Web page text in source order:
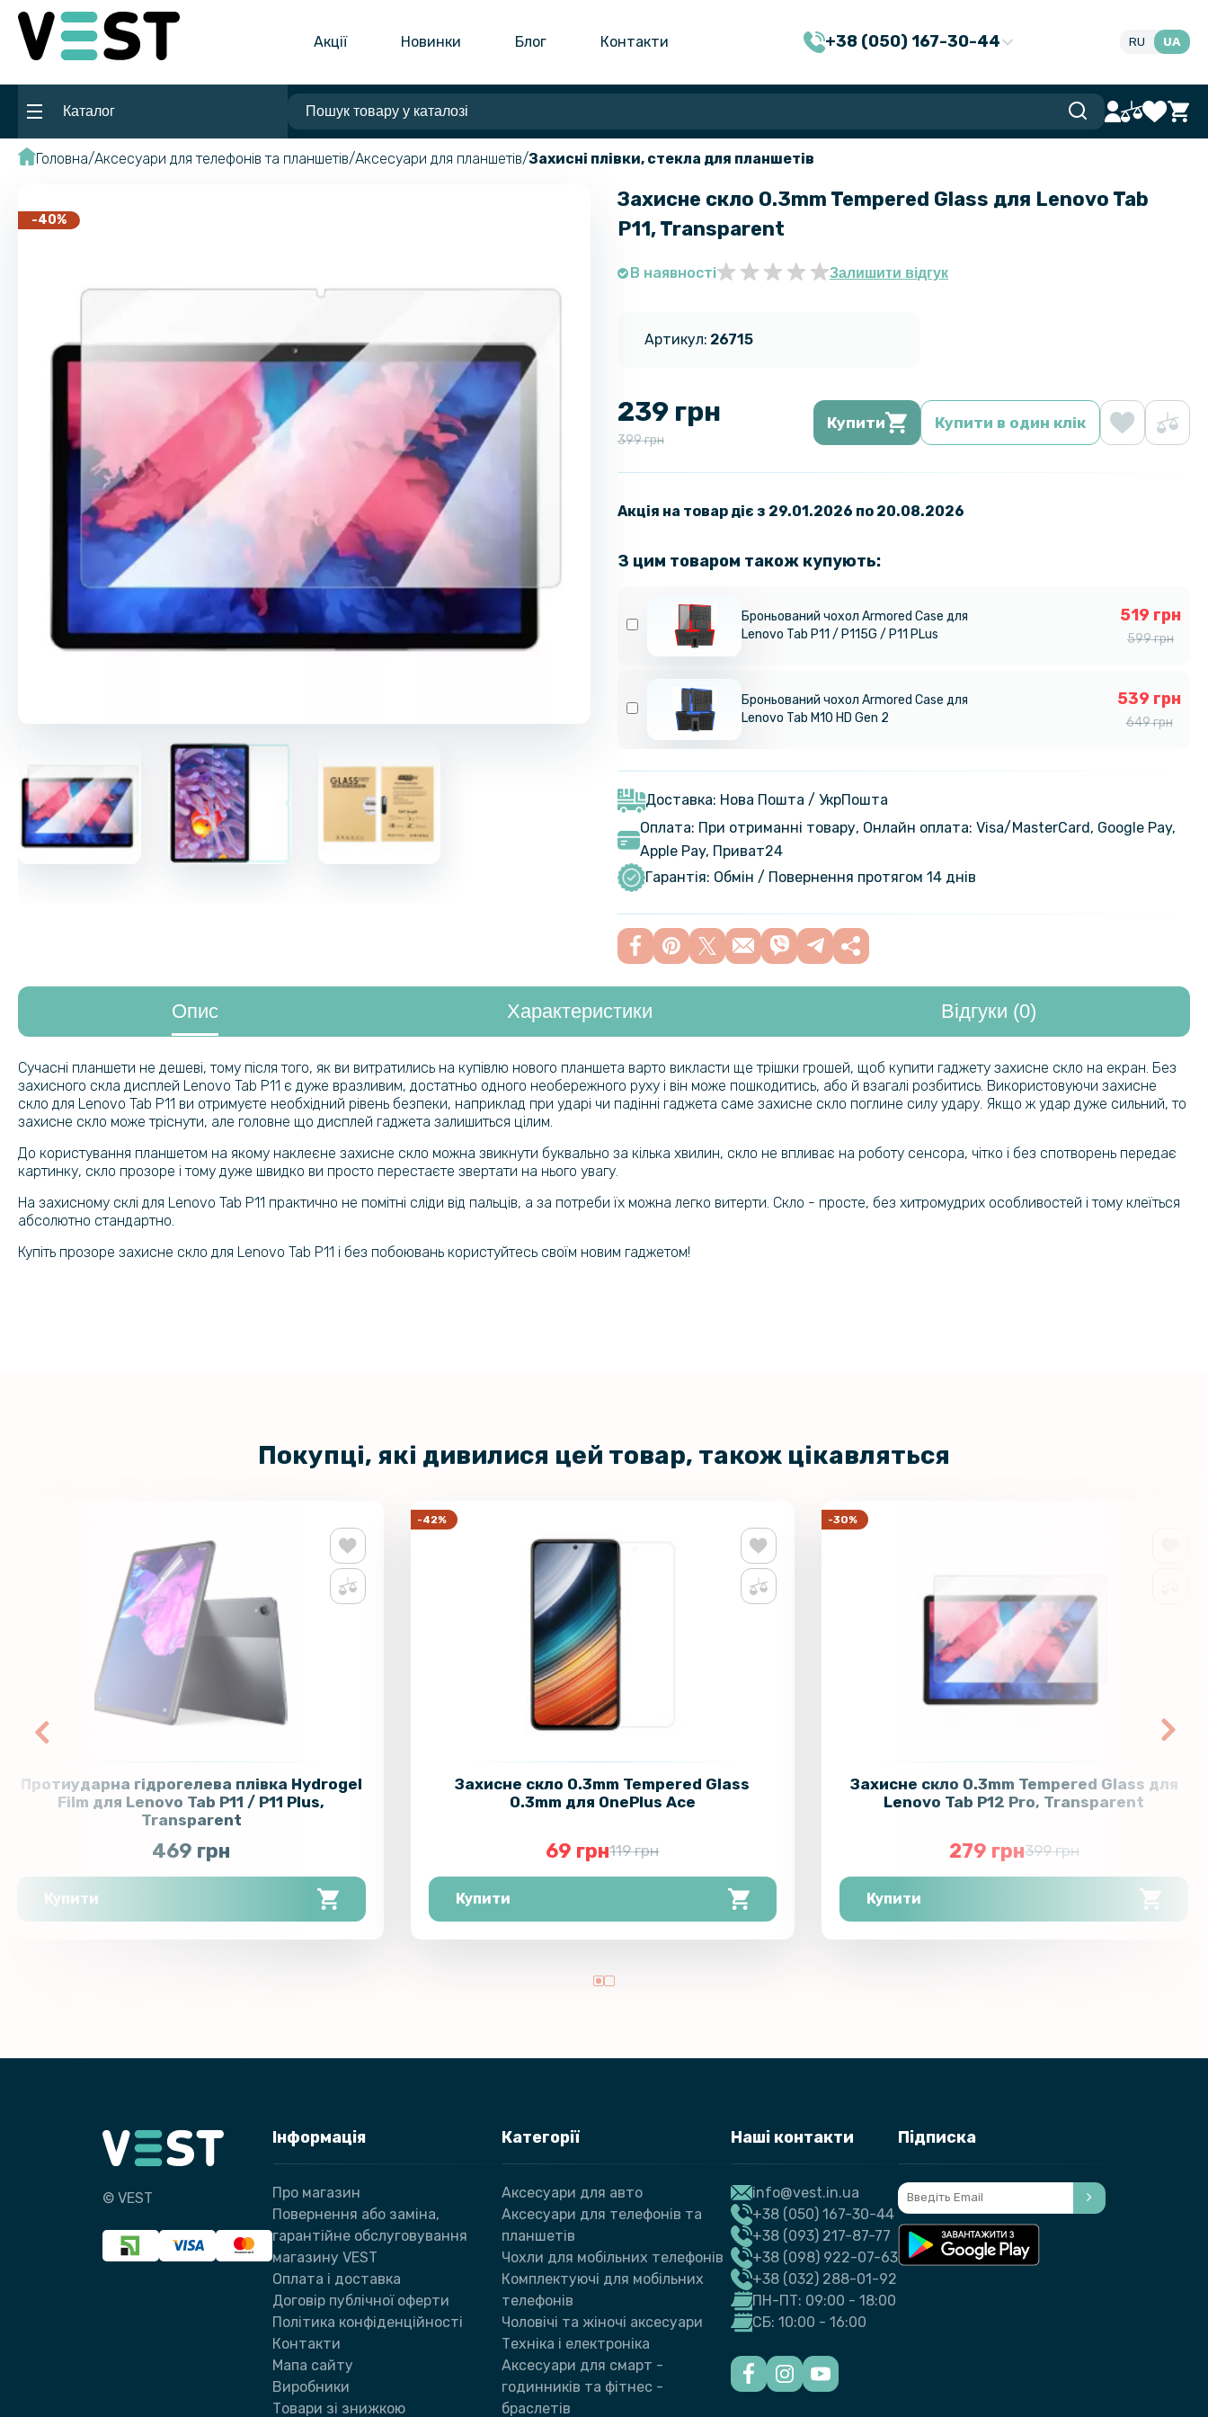
Акції Новинки Блог Контакти +38 (050) 167-30-44 RU UA
Каталог
Головна Аксесуари для телефонів та планшетів Аксесуари для планшетів Захисні плівки, стекла для планшетів
-40%
Захисне скло 0.3mm Tempered Glass для Lenovo Tab
P11, Transparent
В наявності Залишити відгук
Артикул: 26715
239 грн
399 грн
Купити Купити в один клік
Акція на товар діє з 29.01.2026 по 20.08.2026
З цим товаром також купують:
Броньований чохол Armored Case для
Lenovo Tab P11 / P115G / P11 PLus
519 грн
599 грн
Броньований чохол Armored Case для
Lenovo Tab M10 HD Gen 2
539 грн
649 грн
Доставка: Нова Пошта / УкрПошта
Оплата: При отриманні товару, Онлайн оплата: Visa/MasterСard, Google Pay,
Apple Pay, Приват24
Гарантія: Обмін / Повернення протягом 14 днів
Опис Характеристики Відгуки (0)
Сучасні планшети не дешеві, тому після того, як ви витратились на купівлю нового планшета варто викласти ще трішки грошей, щоб купити гаджету захисне скло на екран. Без
захисного скла дисплей Lenovo Tab P11 є дуже вразливим, достатньо одного необережного руху і він може пошкодитись, або й взагалі розбитись. Використовуючи захисне
скло для Lenovo Tab P11 ви отримуєте необхідний рівень безпеки, наприклад при ударі чи падінні гаджета саме захисне скло поглине силу удару. Якщо ж удар дуже сильний, то
захисне скло може тріснути, але головне що дисплей гаджета залишиться цілим.
До користування планшетом на якому наклеєне захисне скло можна звикнути буквально за кілька хвилин, скло не впливає на роботу сенсора, чітко і без спотворень передає
картинку, скло прозоре і тому дуже швидко ви просто перестаєте звертати на нього увагу.
На захисному склі для Lenovo Tab P11 практично не помітні сліди від пальців, а за потреби їх можна легко витерти. Скло - просте, без хитромудрих особливостей і тому клеїться
абсолютно стандартно.
Купіть прозоре захисне скло для Lenovo Tab P11 і без побоювань користуйтесь своїм новим гаджетом!
Покупці, які дивилися цей товар, також цікавляться
Протиударна гідрогелева плівка Hydrogel
Film для Lenovo Tab P11 / P11 Plus,
Transparent
469 грн
Купити
-42%
Захисне скло 0.3mm Tempered Glass
0.3mm для OnePlus Ace
69 грн119 грн
Купити
-30%
Захисне скло 0.3mm Tempered Glass для
Lenovo Tab P12 Pro, Transparent
279 грн399 грн
Купити
© VEST
Інформація
Про магазин
Повернення або заміна,
гарантійне обслуговування
магазину VEST
Оплата і доставка
Договір публічної оферти
Політика конфіденційності
Контакти
Мапа сайту
Виробники
Товари зі знижкою
Категорії
Аксесуари для авто
Аксесуари для телефонів та
планшетів
Чохли для мобільних телефонів
Комплектуючі для мобільних
телефонів
Чоловічі та жіночі аксесуари
Техніка і електроніка
Аксесуари для смарт -
годинників та фітнес -
браслетів
Наші контакти
info@vest.in.ua
+38 (050) 167-30-44
+38 (093) 217-87-77
+38 (098) 922-07-63
+38 (032) 288-01-92
ПН-ПТ: 09:00 - 18:00
СБ: 10:00 - 16:00
Підписка